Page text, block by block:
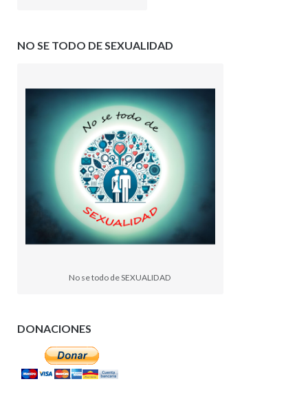
NO SE TODO DE SEXUALIDAD
No se todo de SEXUALIDAD
DONACIONES